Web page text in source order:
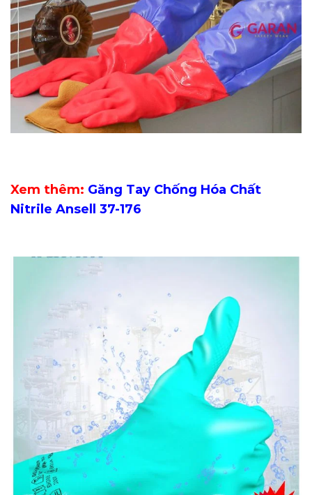
Xem thêm: Găng Tay Chống Hóa Chất
Nitrile Ansell 37-176